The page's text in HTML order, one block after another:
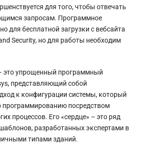
для того, чтобы отвечать
запросам. Программное
для бесплатной загрузки с вебсайта
Security, но для работы необходим
это упрощенный программный
представляющий собой
к конфигурации системы, который
программированию посредством
процессов. Его «сердце» – это ряд
разработанных экспертами в
типами зданий.